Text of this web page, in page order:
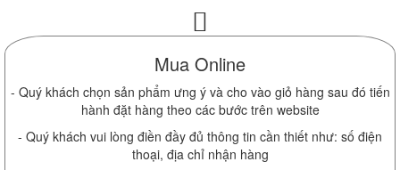
Mua Online
- Quý khách chọn sản phẩm ưng ý và cho vào giỏ hàng sau đó tiến
hành đặt hàng theo các bước trên website
- Quý khách vui lòng điền đầy đủ thông tin cần thiết như: số điện
thoại, địa chỉ nhận hàng